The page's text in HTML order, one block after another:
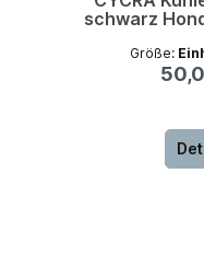
schwarz
Größe: